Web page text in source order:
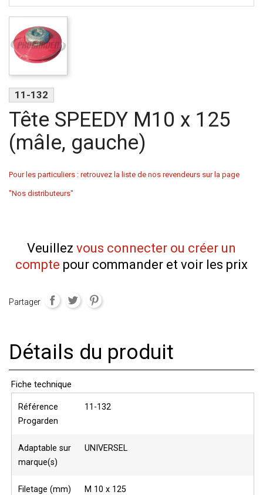
11-132
Tête SPEEDY M10 x 125
(mâle, gauche)
Pour les particuliers : retrouvez la liste de nos revendeurs sur la page
"Nos distributeurs"
Veuillez vous connecter ou créer un
compte pour commander et voir les prix
Partager
Détails du produit
Fiche technique
Référence
Progarden
11-132
Adaptable sur
marque(s)
UNIVERSEL
Filetage (mm) M 10 x 125